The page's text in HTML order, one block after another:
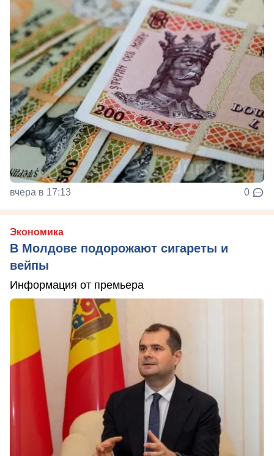
вчера в 17:13 0
Экономика
В Молдове подорожают сигареты и
вейпы
Информация от премьера